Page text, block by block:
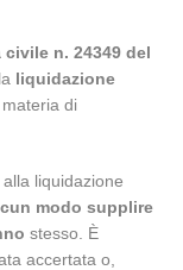
civile n. 24349 del
liquidazione
materia di
liquidazione
modo supplire
stesso. È
accertata o,